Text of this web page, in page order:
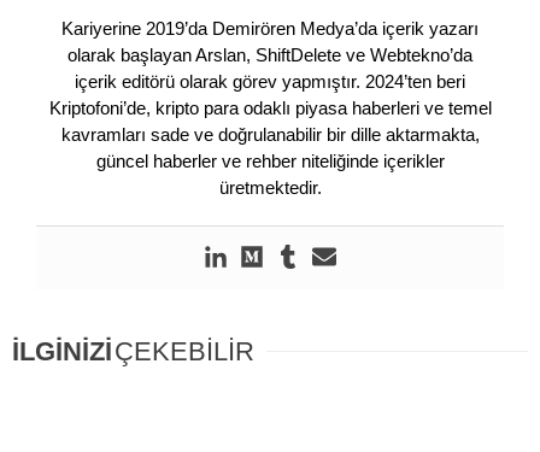
Kariyerine 2019’da Demirören Medya’da içerik yazarı
olarak başlayan Arslan, ShiftDelete ve Webtekno’da
içerik editörü olarak görev yapmıştır. 2024’ten beri
Kriptofoni’de, kripto para odaklı piyasa haberleri ve temel
kavramları sade ve doğrulanabilir bir dille aktarmakta,
güncel haberler ve rehber niteliğinde içerikler
üretmektedir.
İLGİNİZİÇEKEBİLİR